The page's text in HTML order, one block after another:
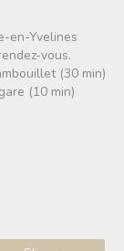
en-Yvelines
vous.
(30 min)
(10 min)